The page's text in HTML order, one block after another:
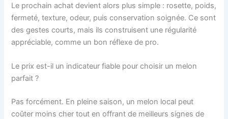
Le prochain achat devient alors plus simple : rosette, poids,
fermeté, texture, odeur, puis conservation soignée. Ce sont
des gestes courts, mais ils construisent une régularité
appréciable, comme un bon réflexe de pro.
Le prix est-il un indicateur fiable pour choisir un melon
parfait ?
Pas forcément. En pleine saison, un melon local peut
coûter moins cher tout en offrant de meilleurs signes de